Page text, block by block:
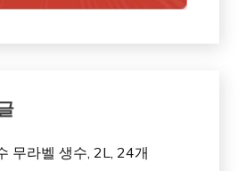
무라벨 생수, 2L, 24개